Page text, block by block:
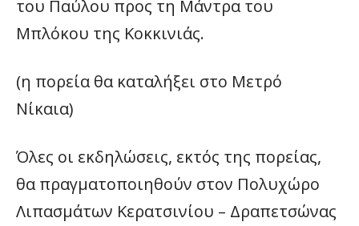
του Παύλου προς τη Μάντρα του
Μπλόκου της Κοκκινιάς.
(η πορεία θα καταλήξει στο Μετρό
Νίκαια)
Όλες οι εκδηλώσεις, εκτός της πορείας,
θα πραγματοποιηθούν στον Πολυχώρο
Λιπασμάτων Κερατσινίου – Δραπετσώνας